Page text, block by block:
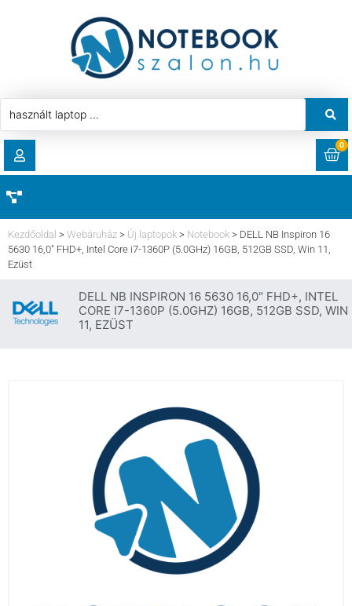
LETÖLTÉSEK
0
HASZNÁLT LAPTOP
AKCIÓ
LAPTOP ALKATRÉSZ
KOMPONENS
LAPTOP SZERVIZ
Kezdőoldal > Webáruház > Új laptopok > Notebook > DELL NB Inspiron 16
5630 16,0″ FHD+, Intel Core i7-1360P (5.0GHz) 16GB, 512GB SSD, Win 11,
Ezüst
DELL NB INSPIRON 16 5630 16,0" FHD+, INTEL
CORE I7-1360P (5.0GHZ) 16GB, 512GB SSD, WIN
11, EZÜST